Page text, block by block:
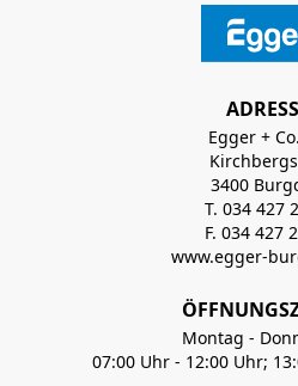
Egger +
3400
T. 034 427
F. 034 427
www.egger-
Montag -
07:00 Uhr - 12:00 Uhr;